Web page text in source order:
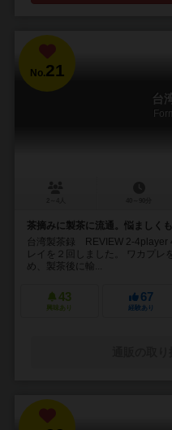
No.21
台
茶摘みに製茶に流通。悩ましく
台湾製茶録 REVIEW 2-4player
レイを２回しました。 ワカプレ
め、製茶後に輸...
43
興味あり
67
経験あり